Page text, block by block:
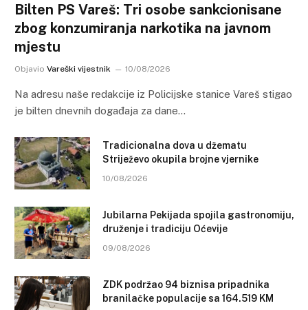
Bilten PS Vareš: Tri osobe sankcionisane
zbog konzumiranja narkotika na javnom
mjestu
Objavio Vareški vijestnik 10/08/2026
Na adresu naše redakcije iz Policijske stanice Vareš stigao
je bilten dnevnih događaja za dane…
Tradicionalna dova u džematu
Striježevo okupila brojne vjernike
10/08/2026
Jubilarna Pekijada spojila gastronomiju,
druženje i tradiciju Oćevije
09/08/2026
ZDK podržao 94 biznisa pripadnika
branilačke populacije sa 164.519 KM